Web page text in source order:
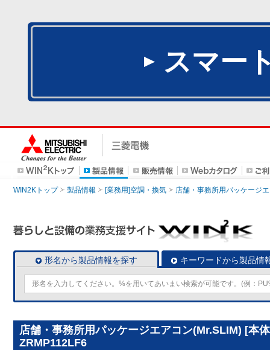
スマー
WIN2Kトップ 製品情報 [業務用]空調・換気 店舗・事務所用パッケージ
形名から製品情報を探す キーワードから製品情
店舗・事務所用パッケージエアコン(Mr.SLIM) [本
ZRMP112LF6